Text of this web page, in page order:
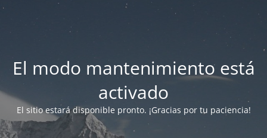
El modo mantenimiento está
activado
El sitio estará disponible pronto. ¡Gracias por tu paciencia!